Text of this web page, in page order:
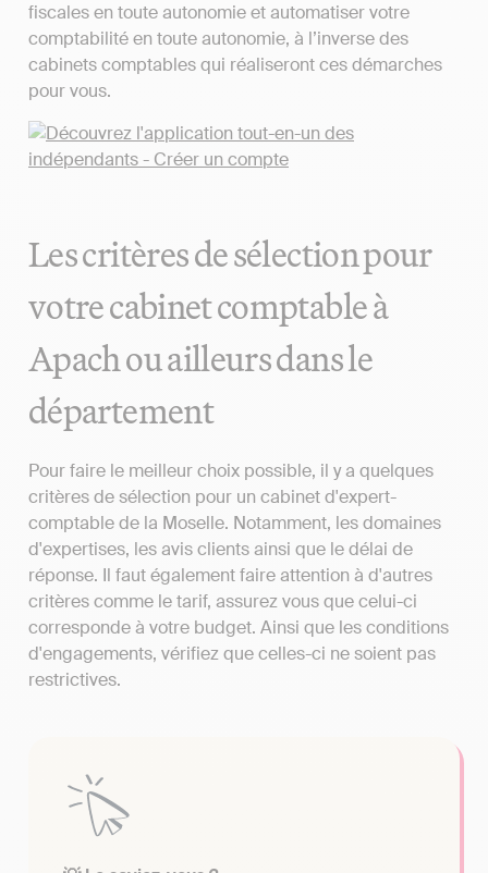
fiscales en toute autonomie et automatiser votre
comptabilité en toute autonomie, à l’inverse des
cabinets comptables qui réaliseront ces démarches
pour vous.
Les critères de sélection pour
votre cabinet comptable à
Apach ou ailleurs dans le
département
Pour faire le meilleur choix possible, il y a quelques
critères de sélection pour un cabinet d'expert-
comptable de la Moselle. Notamment, les domaines
d'expertises, les avis clients ainsi que le délai de
réponse. Il faut également faire attention à d'autres
critères comme le tarif, assurez vous que celui-ci
corresponde à votre budget. Ainsi que les conditions
d'engagements, vérifiez que celles-ci ne soient pas
restrictives.